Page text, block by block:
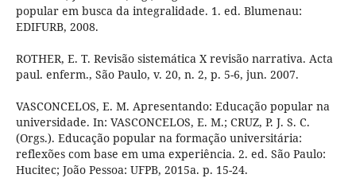
popular em busca da integralidade. 1. ed. Blumenau:
EDIFURB, 2008.
ROTHER, E. T. Revisão sistemática X revisão narrativa. Acta
paul. enferm., São Paulo, v. 20, n. 2, p. 5-6, jun. 2007.
VASCONCELOS, E. M. Apresentando: Educação popular na
universidade. In: VASCONCELOS, E. M.; CRUZ, P. J. S. C.
(Orgs.). Educação popular na formação universitária:
reflexões com base em uma experiência. 2. ed. São Paulo:
Hucitec; João Pessoa: UFPB, 2015a. p. 15-24.